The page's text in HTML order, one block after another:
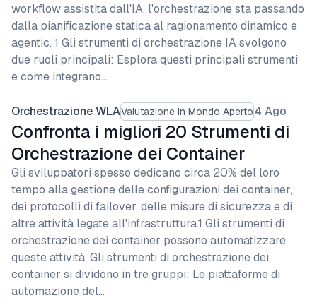
workflow assistita dall'IA, l'orchestrazione sta passando
dalla pianificazione statica al ragionamento dinamico e
agentic. 1 Gli strumenti di orchestrazione IA svolgono
due ruoli principali: Esplora questi principali strumenti
e come integrano…
Orchestrazione WLAValutazione in Mondo Aperto4 Ago
Confronta i migliori 20 Strumenti di
Orchestrazione dei Container
Gli sviluppatori spesso dedicano circa 20% del loro
tempo alla gestione delle configurazioni dei container,
dei protocolli di failover, delle misure di sicurezza e di
altre attività legate all'infrastruttura.1 Gli strumenti di
orchestrazione dei container possono automatizzare
queste attività. Gli strumenti di orchestrazione dei
container si dividono in tre gruppi: Le piattaforme di
automazione del…